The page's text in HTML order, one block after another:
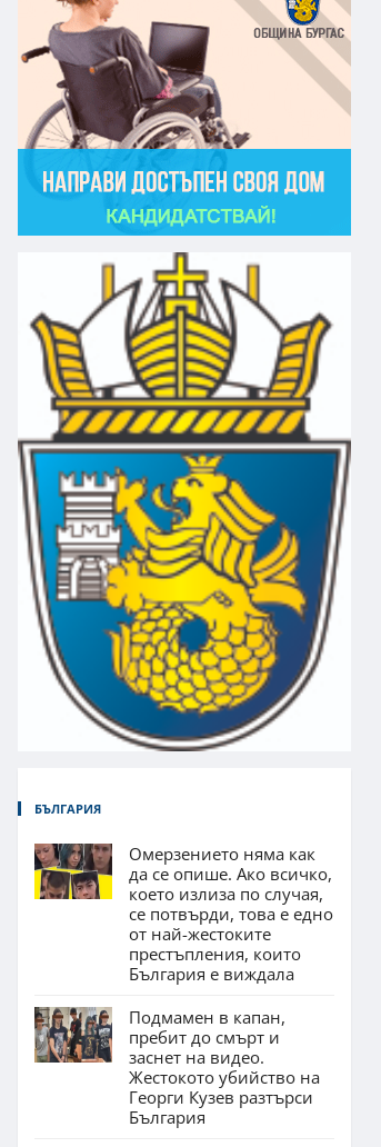
БЪЛГАРИЯ
Омерзението няма как
да се опише. Ако всичко,
което излиза по случая,
се потвърди, това е едно
от най-жестоките
престъпления, които
България е виждала
Подмамен в капан,
пребит до смърт и
заснет на видео.
Жестокото убийство на
Георги Кузев разтърси
България